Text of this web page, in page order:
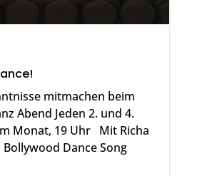
mitmachen beim
Abend Jeden 2. und 4.
Monat, 19 Uhr Mit Richa
Dance Song